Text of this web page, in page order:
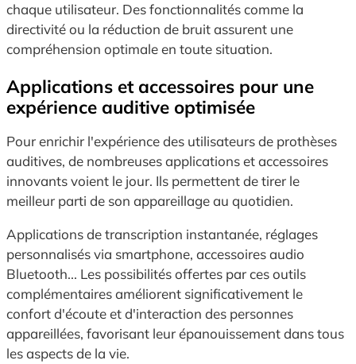
chaque utilisateur. Des fonctionnalités comme la
directivité ou la réduction de bruit assurent une
compréhension optimale en toute situation.
Applications et accessoires pour une
expérience auditive optimisée
Pour enrichir l'expérience des utilisateurs de prothèses
auditives, de nombreuses applications et accessoires
innovants voient le jour. Ils permettent de tirer le
meilleur parti de son appareillage au quotidien.
Applications de transcription instantanée, réglages
personnalisés via smartphone, accessoires audio
Bluetooth... Les possibilités offertes par ces outils
complémentaires améliorent significativement le
confort d'écoute et d'interaction des personnes
appareillées, favorisant leur épanouissement dans tous
les aspects de la vie.